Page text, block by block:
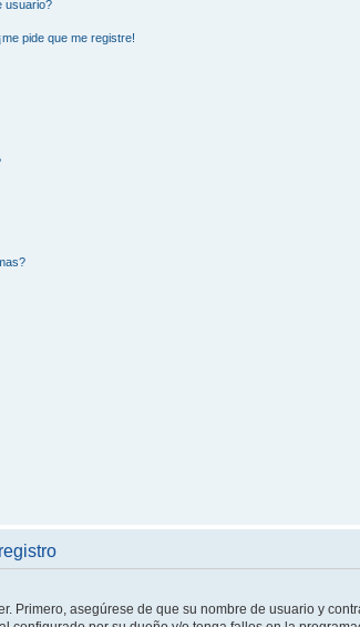
usuario?
pide que me registre!
Primero, asegúrese de que su nombre de usuario y